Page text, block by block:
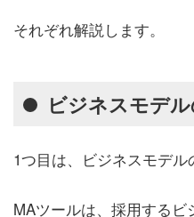
それぞれ解説します。
ビジネスモデ
1つ目は、ビジネスモデル
MAツールは、採用する